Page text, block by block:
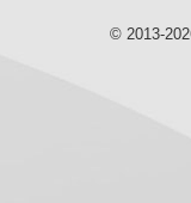
© 2013-